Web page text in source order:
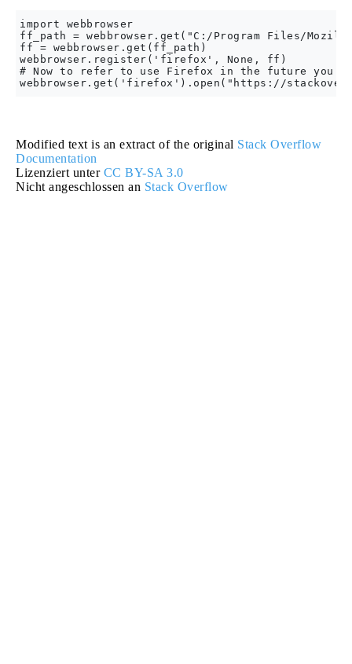
import webbrowser
ff_path = webbrowser.get("C:/Program Files/
ff = webbrowser.get(ff_path)
webbrowser.register('firefox', None, ff)
# Now to refer to use Firefox in the future you
Modified text is an extract of the original Stack Overflow
Documentation
Lizenziert unter CC BY-SA 3.0
Nicht angeschlossen an Stack Overflow